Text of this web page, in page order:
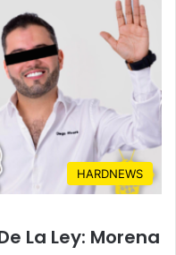
HARDNEWS
La Ley: Morena